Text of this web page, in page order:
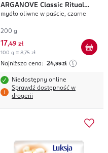
ARGANOVE Classic Ritual
Hammam
mydło oliwne w paście, czarne
200 g
17,49 zł
100 g = 8,75 zł
Najniższa cena: 24,99 zł
Niedostępny online
Sprawdź dostępność w
drogerii